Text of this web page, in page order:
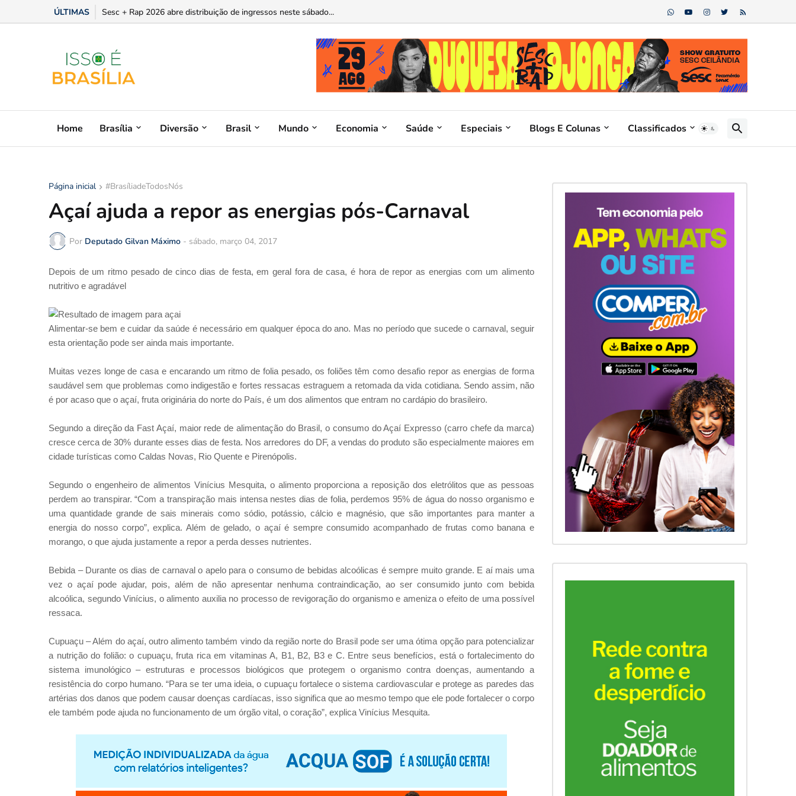
ÚLTIMAS Sesc + Rap 2026 abre distribuição de ingressos neste sábado...
Home Brasília Diversão Brasil Mundo Economia Saúde Especiais Blogs E Colunas Classificados
Página inicial #BrasíliadeTodosNós
Açaí ajuda a repor as energias pós-Carnaval
Por Deputado Gilvan Máximo - sábado, março 04, 2017
Depois de um ritmo pesado de cinco dias de festa, em geral fora de casa, é hora de repor as energias com um alimento
nutritivo e agradável
Alimentar-se bem e cuidar da saúde é necessário em qualquer época do ano. Mas no período que sucede o carnaval, seguir
esta orientação pode ser ainda mais importante.
Muitas vezes longe de casa e encarando um ritmo de folia pesado, os foliões têm como desafio repor as energias de forma
saudável sem que problemas como indigestão e fortes ressacas estraguem a retomada da vida cotidiana. Sendo assim, não
é por acaso que o açaí, fruta originária do norte do País, é um dos alimentos que entram no cardápio do brasileiro.
Segundo a direção da Fast Açaí, maior rede de alimentação do Brasil, o consumo do Açaí Expresso (carro chefe da marca)
cresce cerca de 30% durante esses dias de festa. Nos arredores do DF, a vendas do produto são especialmente maiores em
cidade turísticas como Caldas Novas, Rio Quente e Pirenópolis.
Segundo o engenheiro de alimentos Vinícius Mesquita, o alimento proporciona a reposição dos eletrólitos que as pessoas
perdem ao transpirar. “Com a transpiração mais intensa nestes dias de folia, perdemos 95% de água do nosso organismo e
uma quantidade grande de sais minerais como sódio, potássio, cálcio e magnésio, que são importantes para manter a
energia do nosso corpo”, explica. Além de gelado, o açaí é sempre consumido acompanhado de frutas como banana e
morango, o que ajuda justamente a repor a perda desses nutrientes.
Bebida – Durante os dias de carnaval o apelo para o consumo de bebidas alcoólicas é sempre muito grande. E aí mais uma
vez o açaí pode ajudar, pois, além de não apresentar nenhuma contraindicação, ao ser consumido junto com bebida
alcoólica, segundo Vinícius, o alimento auxilia no processo de revigoração do organismo e ameniza o efeito de uma possível
ressaca.
Cupuaçu – Além do açaí, outro alimento também vindo da região norte do Brasil pode ser uma ótima opção para potencializar
a nutrição do folião: o cupuaçu, fruta rica em vitaminas A, B1, B2, B3 e C. Entre seus benefícios, está o fortalecimento do
sistema imunológico – estruturas e processos biológicos que protegem o organismo contra doenças, aumentando a
resistência do corpo humano. “Para se ter uma ideia, o cupuaçu fortalece o sistema cardiovascular e protege as paredes das
artérias dos danos que podem causar doenças cardíacas, isso significa que ao mesmo tempo que ele pode fortalecer o corpo
ele também pode ajuda no funcionamento de um órgão vital, o coração”, explica Vinícius Mesquita.